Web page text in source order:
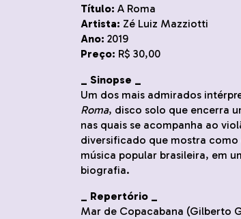
Título: A Roma
Artista: Zé Luiz Mazziotti
Ano: 2019
Preço: R$ 30,00
_ Sinopse _
Um dos mais admirados
Roma, disco solo que encerra
nas quais se acompanha ao
diversificado que mostra
música popular brasileira, em
biografia.
_ Repertório _
Mar de Copacabana (Gilberto